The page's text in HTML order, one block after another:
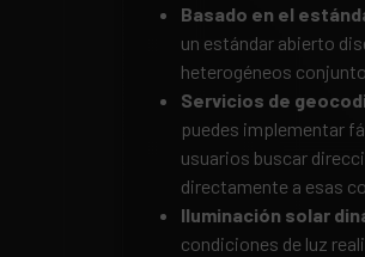
Basado en el e
un estándar abierto
heterogéneos
Servicios de g
puedes implementar
usuarios buscar
directamente a esas
Iluminación solar d
condiciones de luz